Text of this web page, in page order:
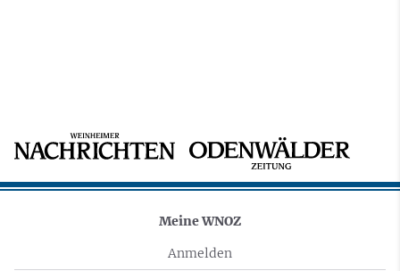
Meine WNOZ
Anmelden